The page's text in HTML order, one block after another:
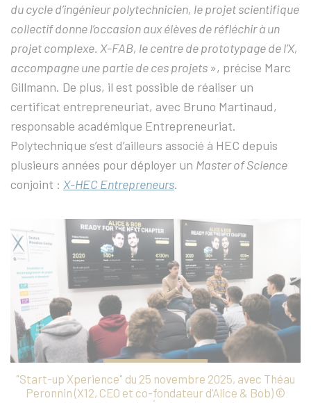
du cycle d’ingénieur polytechnicien, le projet scientifique
collectif donne l’occasion aux élèves de réfléchir à un
projet complexe. X-FAB, le centre de prototypage de l’X,
accompagne une partie de ces projets », précise Marc
Gillmann. De plus, il est possible de réaliser un
certificat entrepreneuriat, avec Bruno Martinaud,
responsable académique Entrepreneuriat.
Polytechnique s’est d’ailleurs associé à HEC depuis
plusieurs années pour déployer un Master of Science
conjoint : X-HEC Entrepreneurs.
"Start-up Xperience" du 25 novembre 2025, avec Théau
Peronnin (X12, CEO et co-fondateur d’Alice & Bob) ©